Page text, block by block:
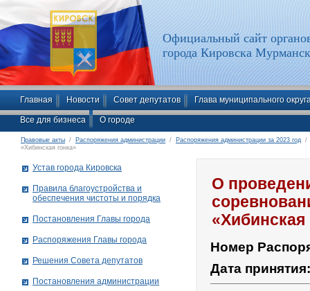
Официальный сайт
города Кировска
Главная Новости Совет депутатов Глава муниципального
Все для бизнеса О городе
Правовые акты / Распоряжения администрации / Распоряжения администрации за 2023 год /
«Хибинская гонка»
О
«Хибинская
Номер
Дата
Устав города Кировска
Правила благоустройства и
обеспечения чистоты и порядка
Постановления Главы города
Распоряжения Главы города
Решения Совета депутатов
Постановления администрации